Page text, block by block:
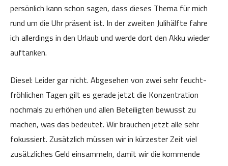
persönlich kann schon sagen, dass dieses Thema für mich
rund um die Uhr präsent ist. In der zweiten Julihälfte fahre
ich allerdings in den Urlaub und werde dort den Akku wieder
auftanken.
Diesel: Leider gar nicht. Abgesehen von zwei sehr feucht-
fröhlichen Tagen gilt es gerade jetzt die Konzentration
nochmals zu erhöhen und allen Beteiligten bewusst zu
machen, was das bedeutet. Wir brauchen jetzt alle sehr
fokussiert. Zusätzlich müssen wir in kürzester Zeit viel
zusätzliches Geld einsammeln, damit wir die kommende